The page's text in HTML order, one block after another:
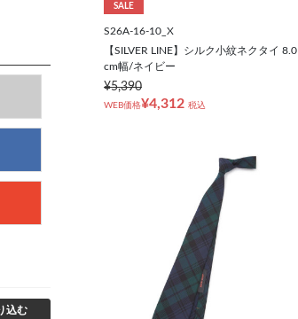
込む
SALE
S26A-16-10_X
【SILVER LINE】シルク小紋ネクタイ 8.0
cm幅/ネイビー
¥5,390
WEB価格¥4,312 税込